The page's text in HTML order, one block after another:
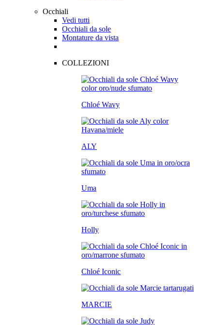
Occhiali
Vedi tutti
Occhiali da sole
Montature da vista
COLLEZIONI
Chloé Wavy
ALY
Uma
Holly
Chloé Iconic
MARCIE